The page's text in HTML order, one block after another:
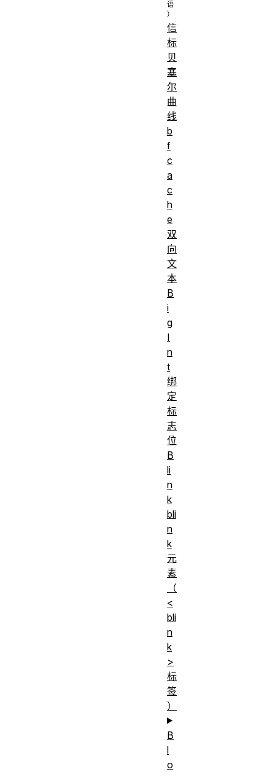
信
标
贝
塞
尔
曲
线
b
f
c
a
c
h
e
双
向
文
本
B
i
g
I
n
t
绑
定
标
志
位
B
li
n
k
bli
n
k
元
素
（
<
bli
n
k
>
标
签
）
B
l
o